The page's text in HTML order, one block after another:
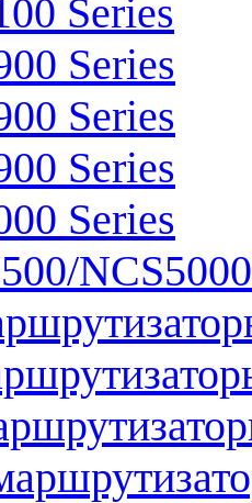
Series
Series
Series
Series
Series